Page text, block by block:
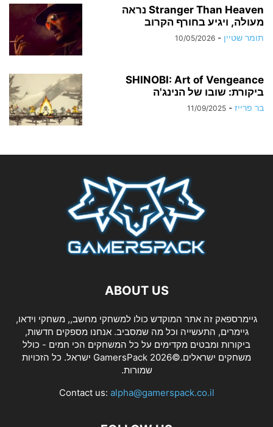
Stranger Than Heaven נראה
מעולה, ויגיע בחורף הקרוב
תומר שטיין -
10/05/2026
SHINOBI: Art of Vengeance
ביקורת: שובו של הנינג'ה
בר פרייז -
11/09/2025
ABOUT US
גיימרספאק זה אתר המוקדש כולו למשחקי מחשב,, משחקי וידאו,
גיימרים, התעשייה וכל מה שמסביב. אנחנו מספקים חדשות,
ביקורות ומבטים מקדימים על כל המשחקים הכי חמים - כולל
משחקים ישראלים.©2026 GamersPack ישראל. כל הזכויות
שמורות.
Contact us: alpha@gamerspack.co.il